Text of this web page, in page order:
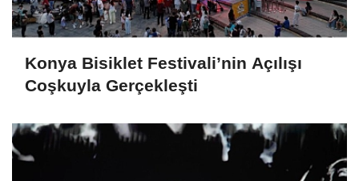
Konya Bisiklet Festivali’nin Açılışı
Coşkuyla Gerçekleşti